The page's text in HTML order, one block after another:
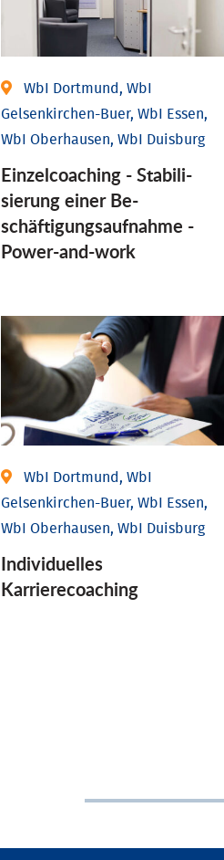
WbI Dortmund, WbI
Gelsenkirchen-Buer, WbI Essen,
WbI Oberhausen, WbI Duisburg
Einzel­coaching - Stabili­
sierung einer Be­
schäftigungs­aufnahme -
Power-and-work
WbI Dortmund, WbI
Gelsenkirchen-Buer, WbI Essen,
WbI Oberhausen, WbI Duisburg
Individu­elles
Karrierecoaching